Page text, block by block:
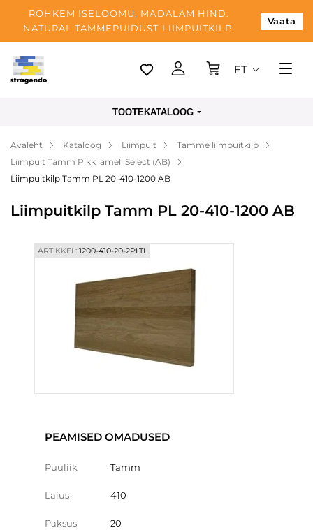
ROHKEM ISELOOMU, MADALAM HIND.
NATURAL TAMMEPUIDUST LIIMPUITKILP.
Vaata
Tallinn
Makse
Meist
ET
TOOTEKATALOOG
Avaleht Kataloog Liimpuit
Tamme liimpuitkilp
Liimpuit Tamm Pikk lamell Select (AB)
Liimpuitkilp Tamm PL 20-410-1200 AB
Liimpuitkilp Tamm PL 20-410-1200 AB
ARTIKKEL:1200-410-20-2PLTL
PEAMISED OMADUSED
Puuliik Tamm
Laius 410
Paksus 20